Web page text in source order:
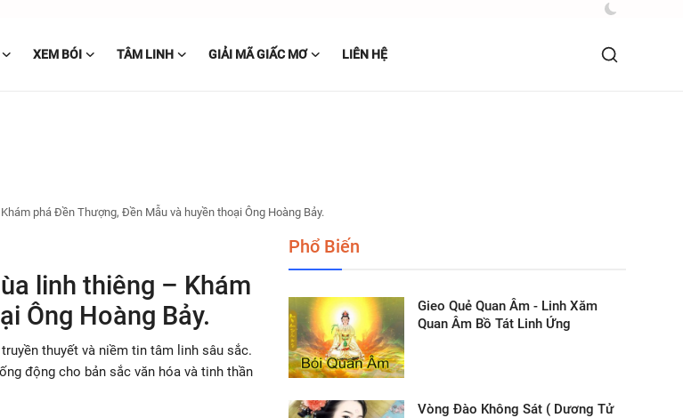
XEM BÓI TÂM LINH GIẢI MÃ GIẤC MƠ LIÊN HỆ
phá Đền Thượng, Đền Mẫu và huyền thoại Ông Hoàng Bảy.
linh thiêng – Khám
Ông Hoàng Bảy.
thuyết và niềm tin tâm linh sâu sắc.
động cho bản sắc văn hóa và tinh thần
Phổ Biến
Gieo Quẻ Quan Âm - Linh Xăm
Quan Âm Bồ Tát Linh Ứng
Vòng Đào Không Sát ( Dương Tử